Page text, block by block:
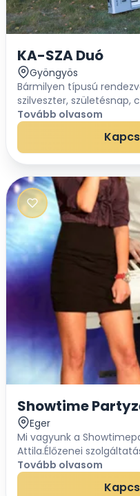
KA-SZA Duó
Gyöngyös
Bármilyen típusú
szilveszter, születésnap,
parti, stb...)Minden
hazai, pl. / Apostol, Balázs
Tovább olvasom
Showtime
Eger
Mi vagyunk a
Attila.Élőzenei
bálokon, céges és
és fesztiválokon. Dalaink
Tovább olvasom